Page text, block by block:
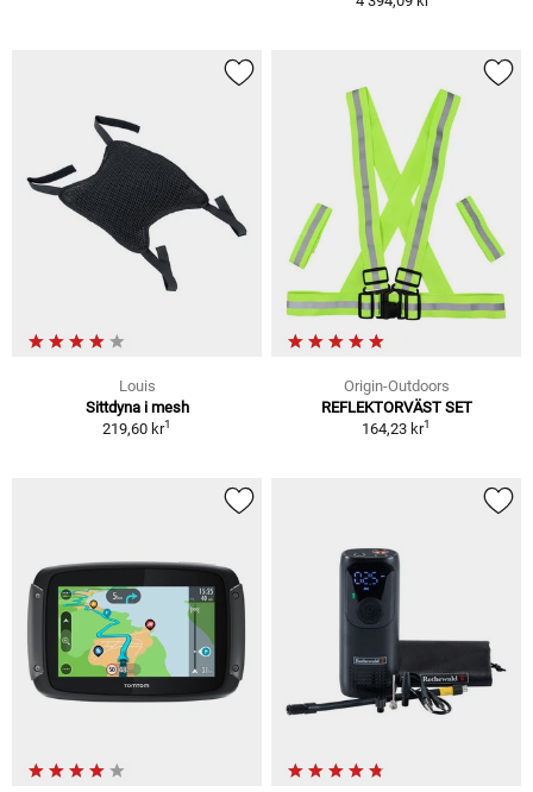
Louis
Sittdyna i mesh
219,60 kr1
Origin-Outdoors
REFLEKTORVÄST SET
164,23 kr1